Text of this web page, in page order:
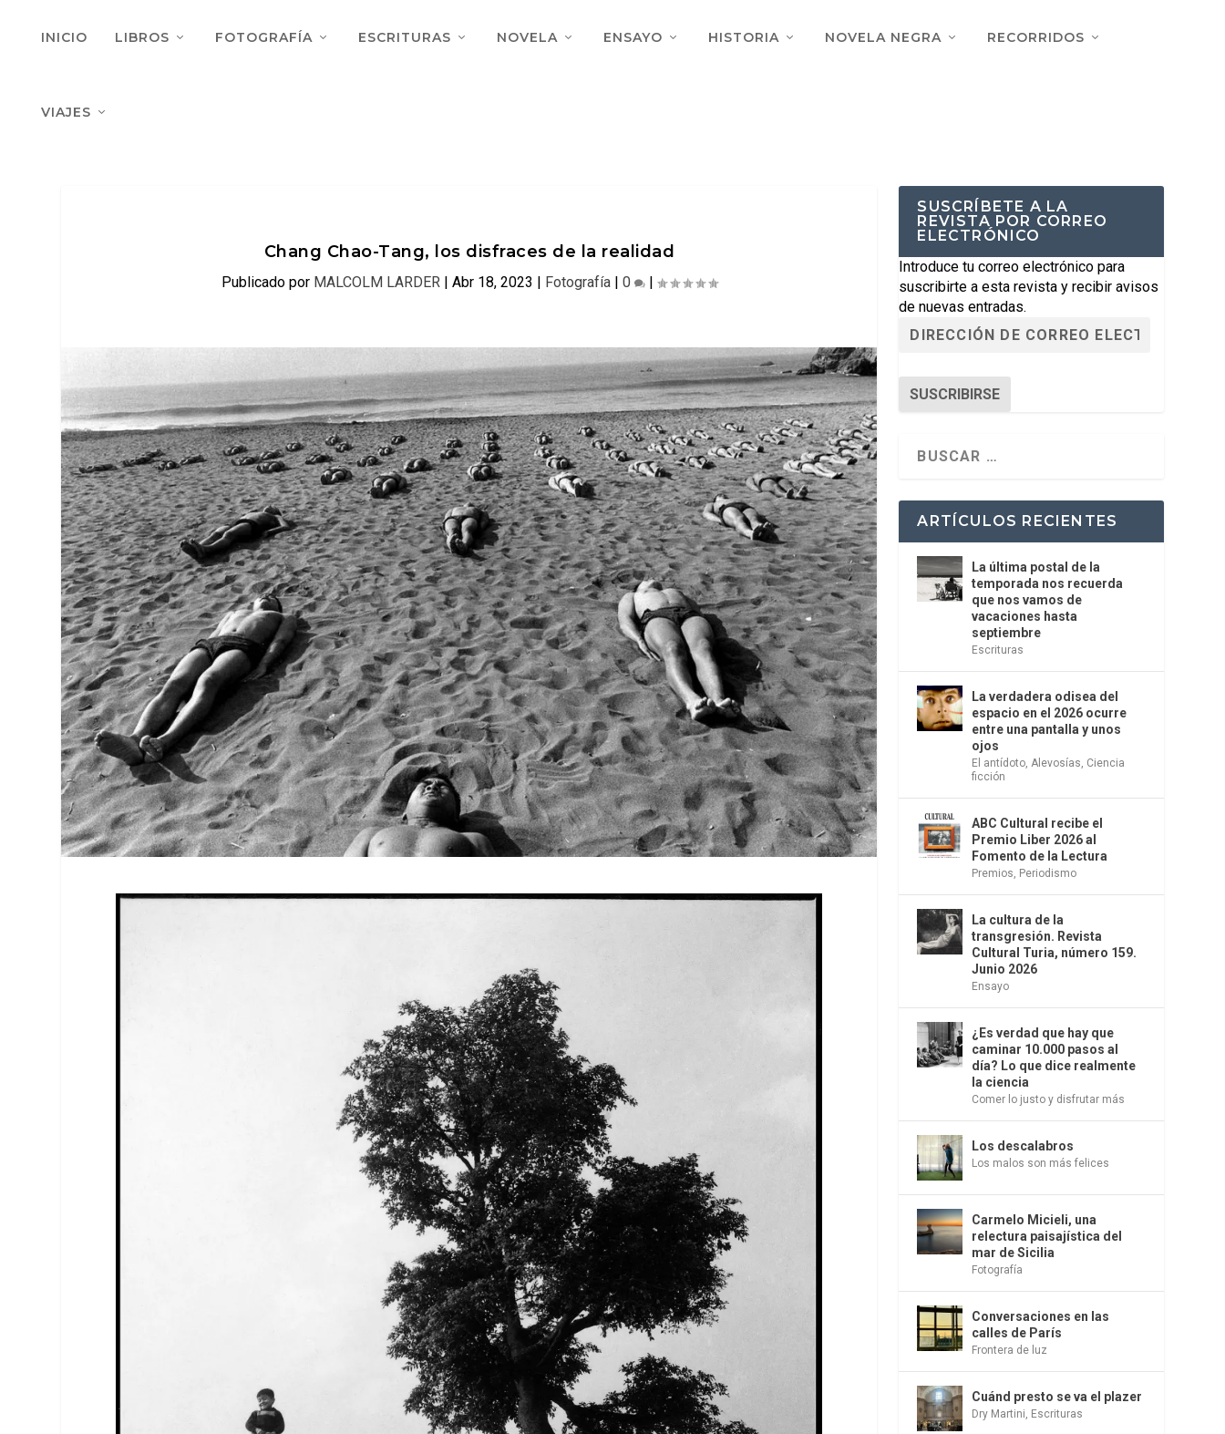
INICIO LIBROS FOTOGRAFÍA ESCRITURAS NOVELA ENSAYO HISTORIA NOVELA NEGRA RECORRIDOS
VIAJES
Chang Chao-Tang, los disfraces de la realidad
Publicado por MALCOLM LARDER| Abr 18, 2023 | Fotografía| 0 |
SUSCRÍBETE A LA
REVISTA POR CORREO
ELECTRÓNICO
Introduce tu correo electrónico para
suscribirte a esta revista y recibir avisos
de nuevas entradas.
SUSCRIBIRSE
ARTÍCULOS RECIENTES
La última postal de la
temporada nos recuerda
que nos vamos de
vacaciones hasta
septiembre
Escrituras
La verdadera odisea del
espacio en el 2026 ocurre
entre una pantalla y unos
ojos
El antídoto Alevosías Ciencia
ficción
ABC Cultural recibe el
Premio Liber 2026 al
Fomento de la Lectura
Premios Periodismo
La cultura de la
transgresión. Revista
Cultural Turia, número 159.
Junio 2026
Ensayo
¿Es verdad que hay que
caminar 10.000 pasos al
día? Lo que dice realmente
la ciencia
Comer lo justo y disfrutar más
Los descalabros
Los malos son más felices
Carmelo Micieli, una
relectura paisajística del
mar de Sicilia
Fotografía
Conversaciones en las
calles de París
Frontera de luz
Cuánd presto se va el plazer
Dry Martini Escrituras